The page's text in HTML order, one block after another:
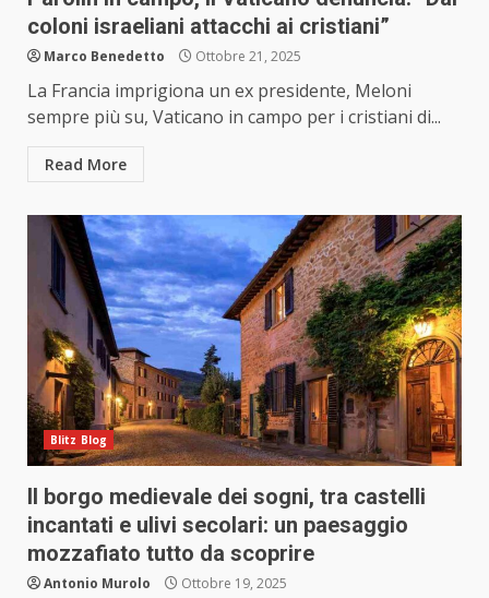
coloni israeliani attacchi ai cristiani”
Marco Benedetto Ottobre 21, 2025
La Francia imprigiona un ex presidente, Meloni
sempre più su, Vaticano in campo per i cristiani di...
Read More
Blitz Blog
Il borgo medievale dei sogni, tra castelli
incantati e ulivi secolari: un paesaggio
mozzafiato tutto da scoprire
Antonio Murolo Ottobre 19, 2025